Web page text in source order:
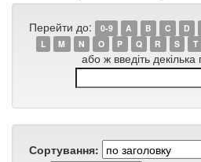
Перейти до: 0-9 A B C D
L
M N O P Q R S T
або ж введіть
Сортування: